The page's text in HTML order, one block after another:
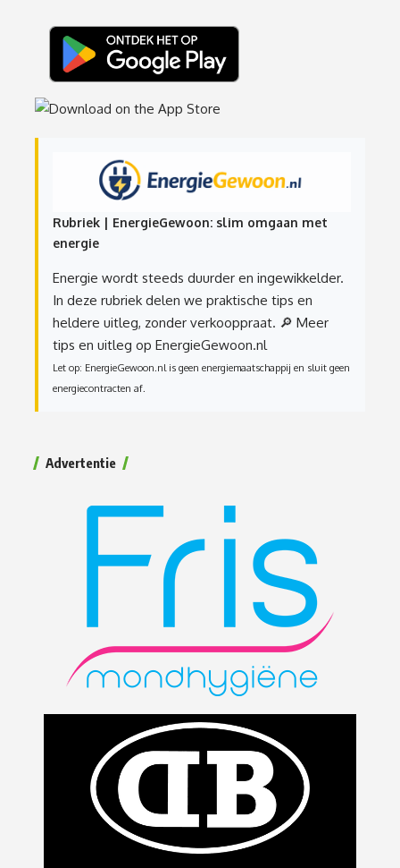
Rubriek | EnergieGewoon: slim omgaan met
energie
Energie wordt steeds duurder en ingewikkelder.
In deze rubriek delen we praktische tips en
heldere uitleg, zonder verkooppraat. 🔎 Meer
tips en uitleg op EnergieGewoon.nl
Let op: EnergieGewoon.nl is geen energiemaatschappij en sluit geen
energiecontracten af.
Advertentie